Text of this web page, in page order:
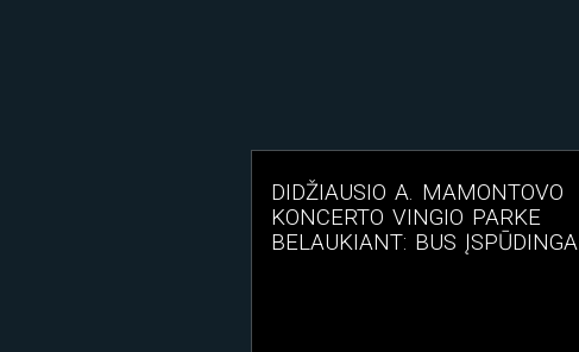
DIDŽIAUSIO A. MAMONTOVO
KONCERTO VINGIO PARKE
BELAUKIANT: BUS ĮSPŪDINGA